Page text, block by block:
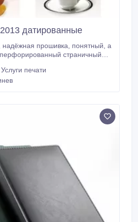
датированные
страничный
переплёте из кожи.
Услуги печати